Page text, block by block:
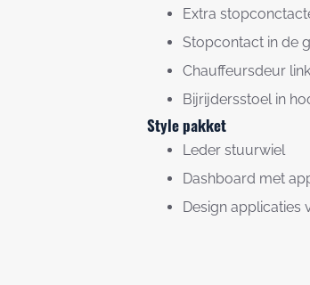
Extra
Stopcontact in de
Chauffeursdeur
Bijrijdersstoel in
Style pakket
Leder stuurwiel
Dashboard met
Design applicaties